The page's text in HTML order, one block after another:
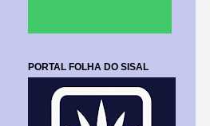
PORTAL FOLHA DO SISAL